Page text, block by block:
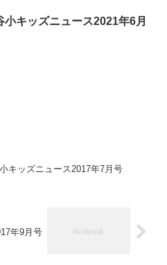
小キッズニュース2021年6月
キッズニュース2017年7月号
年9月号